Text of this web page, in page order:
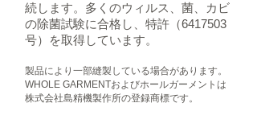
続します。多くのウィルス、菌、カビ
の除菌試験に合格し、特許（6417503
号）を取得しています。
製品により一部縫製している場合があります。
​WHOLE GARMENTおよびホールガーメントは
株式会社島精機製作所の登録商標です。